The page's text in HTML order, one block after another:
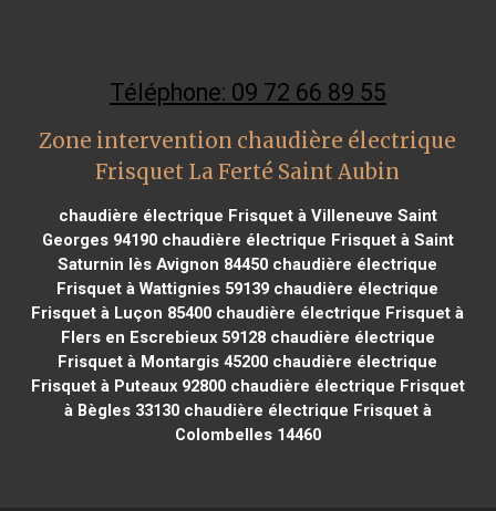
Téléphone: 09 72 66 89 55
Zone intervention chaudière électrique
Frisquet La Ferté Saint Aubin
chaudière électrique Frisquet à Villeneuve Saint
Georges 94190chaudière électrique Frisquet à Saint
Saturnin lès Avignon 84450 chaudière électrique
Frisquet à Wattignies 59139 chaudière électrique
Frisquet à Luçon 85400 chaudière électrique Frisquet à
Flers en Escrebieux 59128chaudière électrique
Frisquet à Montargis 45200 chaudière électrique
Frisquet à Puteaux 92800chaudière électrique Frisquet
à Bègles 33130chaudière électrique Frisquet à
Colombelles 14460